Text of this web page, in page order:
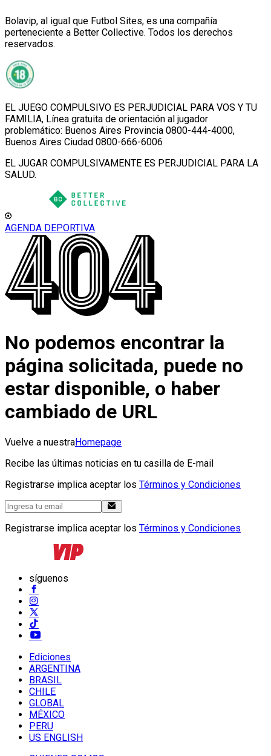
Bolavip, al igual que Futbol Sites, es una compañía
perteneciente a Better Collective. Todos los derechos
reservados.
EL JUEGO COMPULSIVO ES PERJUDICIAL PARA VOS Y TU
FAMILIA, Línea gratuita de orientación al jugador
problemático: Buenos Aires Provincia 0800-444-4000,
Buenos Aires Ciudad 0800-666-6006
EL JUGAR COMPULSIVAMENTE ES PERJUDICIAL PARA LA
SALUD.
AGENDA DEPORTIVA
No podemos encontrar la
página solicitada, puede no
estar disponible, o haber
cambiado de URL
Vuelve a nuestraHomepage
Recibe las últimas noticias en tu casilla de E-mail
Registrarse implica aceptar los Términos y Condiciones
Registrarse implica aceptar los Términos y Condiciones
síguenos
Ediciones
ARGENTINA
BRASIL
CHILE
GLOBAL
MÉXICO
PERU
US ENGLISH